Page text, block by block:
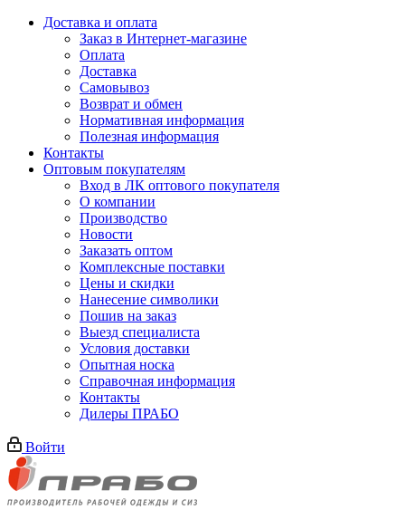
Доставка и оплата
Заказ в Интернет-магазине
Оплата
Доставка
Самовывоз
Возврат и обмен
Нормативная информация
Полезная информация
Контакты
Оптовым покупателям
Вход в ЛК оптового покупателя
О компании
Производство
Новости
Заказать оптом
Комплексные поставки
Цены и скидки
Нанесение символики
Пошив на заказ
Выезд специалиста
Условия доставки
Опытная носка
Справочная информация
Контакты
Дилеры ПРАБО
Войти